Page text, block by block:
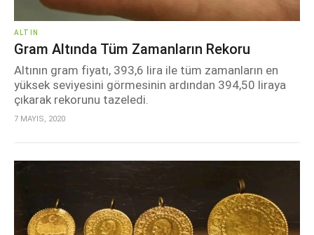
ALTIN
Gram Altında Tüm Zamanların Rekoru
Altının gram fiyatı, 393,6 lira ile tüm zamanların en
yüksek seviyesini görmesinin ardından 394,50 liraya
çıkarak rekorunu tazeledi.
7 MAYIS, 2020